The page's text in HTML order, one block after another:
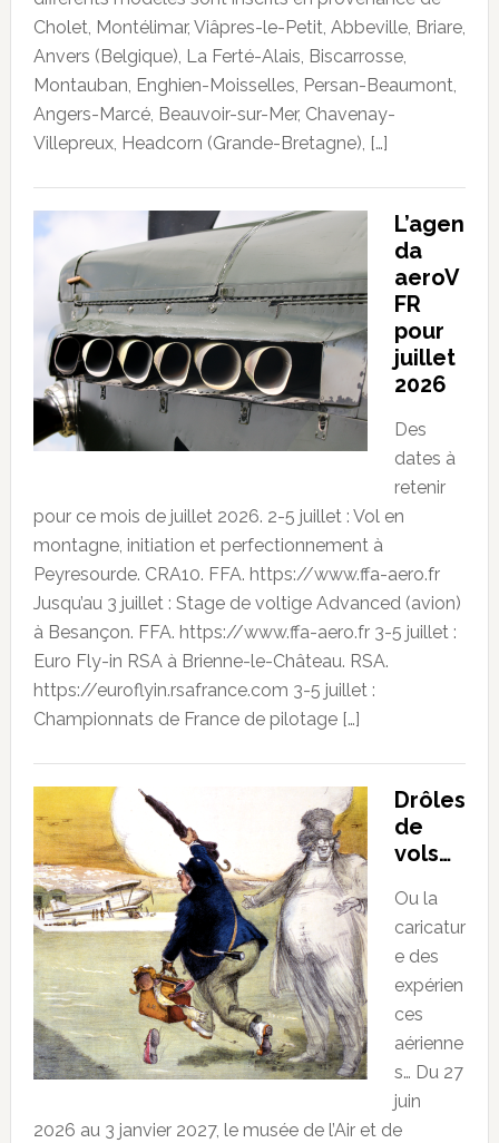
Cholet, Montélimar, Viâpres-le-Petit, Abbeville, Briare,
Anvers (Belgique), La Ferté-Alais, Biscarrosse,
Montauban, Enghien-Moisselles, Persan-Beaumont,
Angers-Marcé, Beauvoir-sur-Mer, Chavenay-
Villepreux, Headcorn (Grande-Bretagne), […]
L’agen
da
aeroV
FR
pour
juillet
2026
Des
dates à
retenir
pour ce mois de juillet 2026. 2-5 juillet : Vol en
montagne, initiation et perfectionnement à
Peyresourde. CRA10. FFA. https://www.ffa-aero.fr
Jusqu’au 3 juillet : Stage de voltige Advanced (avion)
à Besançon. FFA. https://www.ffa-aero.fr 3-5 juillet :
Euro Fly-in RSA à Brienne-le-Château. RSA.
https://euroflyin.rsafrance.com 3-5 juillet :
Championnats de France de pilotage […]
Drôles
de
vols…
Ou la
caricatur
e des
expérien
ces
aérienne
s… Du 27
juin
2026 au 3 janvier 2027, le musée de l’Air et de